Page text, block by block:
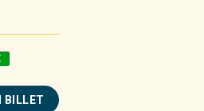
BILLET